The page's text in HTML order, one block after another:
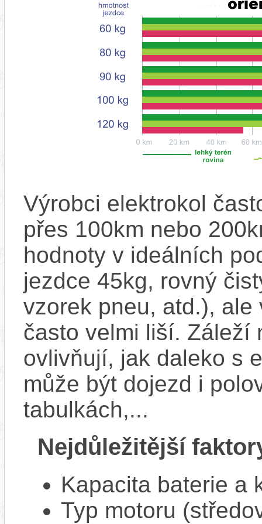
Výrobci elektrokol
přes 100km nebo
hodnoty v ideálních
jezdce 45kg, rovný
vzorek pneu, atd.),
často velmi liší. Záleží
ovlivňují, jak daleko s
může být dojezd i
tabulkách,...
Nejdůležitější
Kapacita baterie a
Typ motoru